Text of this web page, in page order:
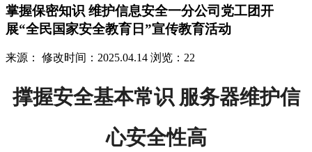
掌握保密知识 维护信息安全一分公司党工团开
展“全民国家安全教育日”宣传教育活动
来源： 修改时间：2025.04.14 浏览：22
撑握安全基本常识 服务器维护信
心安全性高